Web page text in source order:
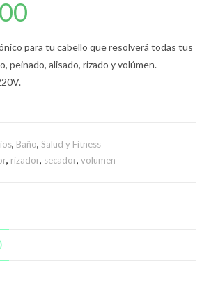
para tu cabello que resolverá todas tus
peinado, alisado, rizado y volúmen.
, Baño,Salud y Fitness
, rizador, secador,volumen